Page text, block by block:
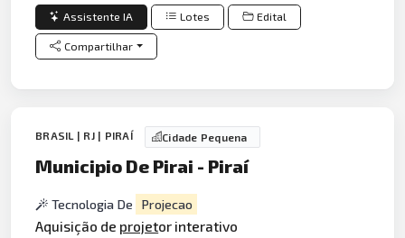
Assistente IA Lotes Edital
Compartilhar
BRASIL | RJ | PIRAÍ Cidade Pequena
Municipio De Pirai - Piraí
Tecnologia De Projecao
Aquisição de projetor interativo